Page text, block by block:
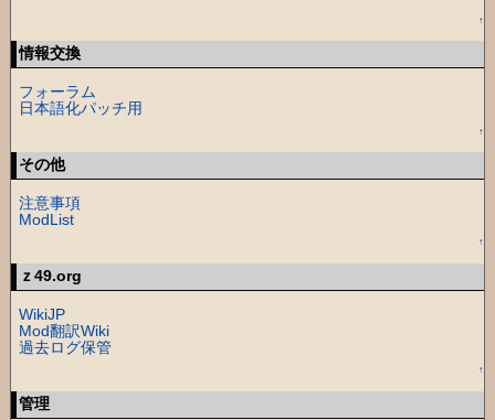
↑
情報交換
フォーラム
日本語化パッチ用
↑
その他
注意事項
ModList
↑
ｚ49.org
WikiJP
Mod翻訳Wiki
過去ログ保管
↑
管理